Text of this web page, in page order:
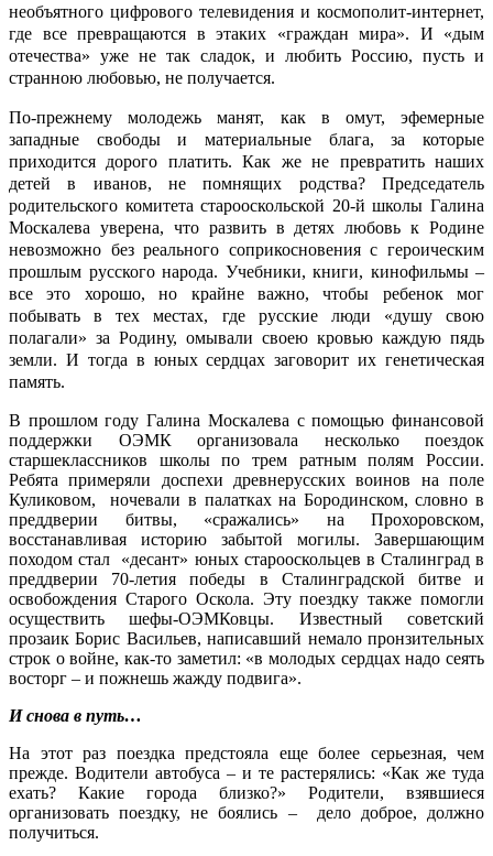
необъятного цифрового телевидения и космополит-интернет,
где все превращаются в этаких «граждан мира». И «дым
отечества» уже не так сладок, и любить Россию, пусть и
странною любовью, не получается.
По-прежнему молодежь манят, как в омут, эфемерные
западные свободы и материальные блага, за которые
приходится дорого платить. Как же не превратить наших
детей в иванов, не помнящих родства? Председатель
родительского комитета старооскольской 20-й школы Галина
Москалева уверена, что развить в детях любовь к Родине
невозможно без реального соприкосновения с героическим
прошлым русского народа. Учебники, книги, кинофильмы –
все это хорошо, но крайне важно, чтобы ребенок мог
побывать в тех местах, где русские люди «душу свою
полагали» за Родину, омывали своею кровью каждую пядь
земли. И тогда в юных сердцах заговорит их генетическая
память.
В прошлом году Галина Москалева с помощью финансовой
поддержки ОЭМК организовала несколько поездок
старшеклассников школы по трем ратным полям России.
Ребята примеряли доспехи древнерусских воинов на поле
Куликовом, ночевали в палатках на Бородинском, словно в
преддверии битвы, «сражались» на Прохоровском,
восстанавливая историю забытой могилы. Завершающим
походом стал «десант» юных старооскольцев в Сталинград в
преддверии 70-летия победы в Сталинградской битве и
освобождения Старого Оскола. Эту поездку также помогли
осуществить шефы-ОЭМКовцы. Известный советский
прозаик Борис Васильев, написавший немало пронзительных
строк о войне, как-то заметил: «в молодых сердцах надо сеять
восторг – и пожнешь жажду подвига».
И снова в путь…
На этот раз поездка предстояла еще более серьезная, чем
прежде. Водители автобуса – и те растерялись: «Как же туда
ехать? Какие города близко?» Родители, взявшиеся
организовать поездку, не боялись – дело доброе, должно
получиться.